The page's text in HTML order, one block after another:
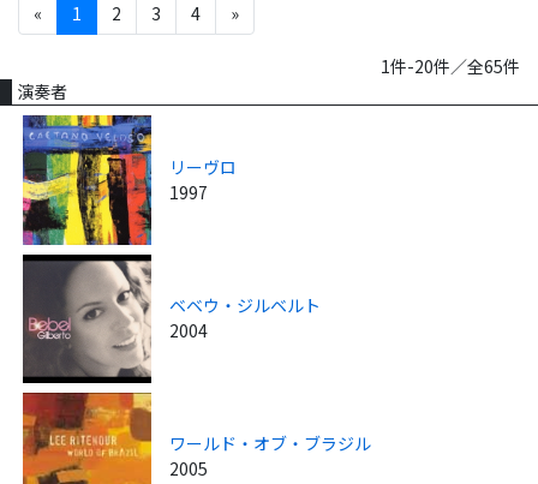
« 1 2 3 4 »
1件-20件／全65件
演奏者
リーヴロ
1997
ベベウ・ジルベルト
2004
ワールド・オブ・ブラジル
2005